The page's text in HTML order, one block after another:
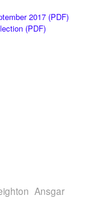
2017 (PDF)
(PDF)
Ansgar